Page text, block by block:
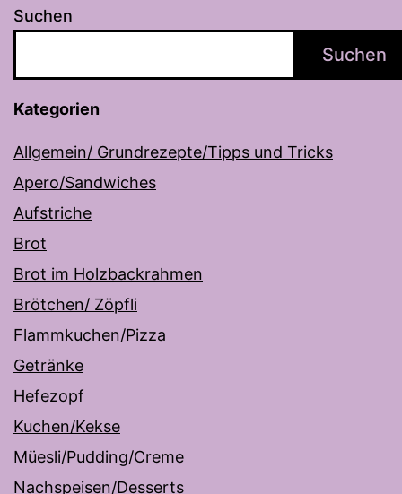
Suchen
Suchen
Kategorien
Allgemein/ Grundrezepte/Tipps und Tricks
Apero/Sandwiches
Aufstriche
Brot
Brot im Holzbackrahmen
Brötchen/ Zöpfli
Flammkuchen/Pizza
Getränke
Hefezopf
Kuchen/Kekse
Müesli/Pudding/Creme
Nachspeisen/Desserts